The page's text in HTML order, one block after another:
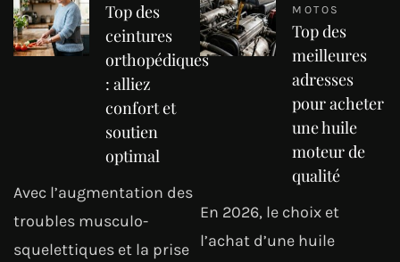
Top des
ceintures
orthopédiques
: alliez
confort et
soutien
optimal
Avec l’augmentation des
troubles musculo-
squelettiques et la prise
MOTOS
Top des
meilleures
adresses
pour acheter
une huile
moteur de
qualité
En 2026, le choix et
l’achat d’une huile